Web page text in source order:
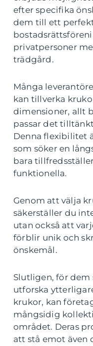
efter specifika
dem till ett
privatpersoner
trädgård.
Många
kan tillverka
dimensioner, allt
passar det
Denna flexibilitet
som söker en
bara
funktionella.
Genom att välja
säkerställer du
utan också att
förblir unik och
önskemål.
Slutligen, för dem
utforska
krukor, kan
mångsidig
området. Deras
att stå emot även